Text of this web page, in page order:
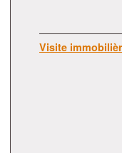
Visite